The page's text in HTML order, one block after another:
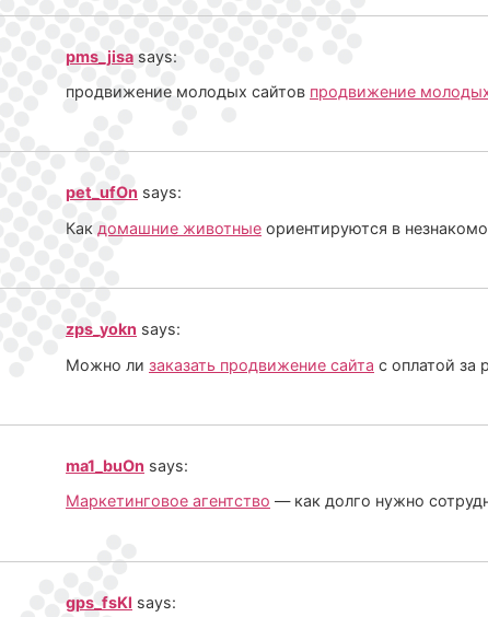
pms_jisa says:
продвижение молодых сайтов продвижение
pet_ufOn says:
Как домашние животные ориентируются в
zps_yokn says:
Можно ли заказать продвижение сайта с оплатой за
ma1_buOn says:
Маркетинговое агентство — как долго нужно
gps_fsKl says: